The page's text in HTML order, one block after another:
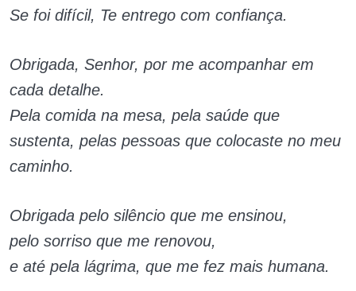
Se foi difícil, Te entrego com confiança.
Obrigada, Senhor, por me acompanhar em
cada detalhe.
Pela comida na mesa, pela saúde que
sustenta, pelas pessoas que colocaste no meu
caminho.
Obrigada pelo silêncio que me ensinou,
pelo sorriso que me renovou,
e até pela lágrima, que me fez mais humana.